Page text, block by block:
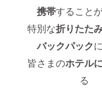
携帯すること
特別な折りたた
バックパック
皆さまのホテル
る